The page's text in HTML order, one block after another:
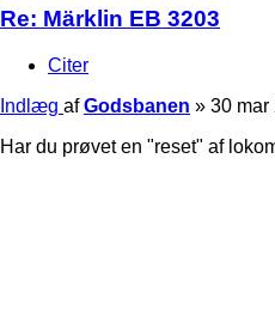
Re: Märklin EB 3203
Citer
Indlæg afGodsbanen » 30 mar
Har du prøvet en "reset" af